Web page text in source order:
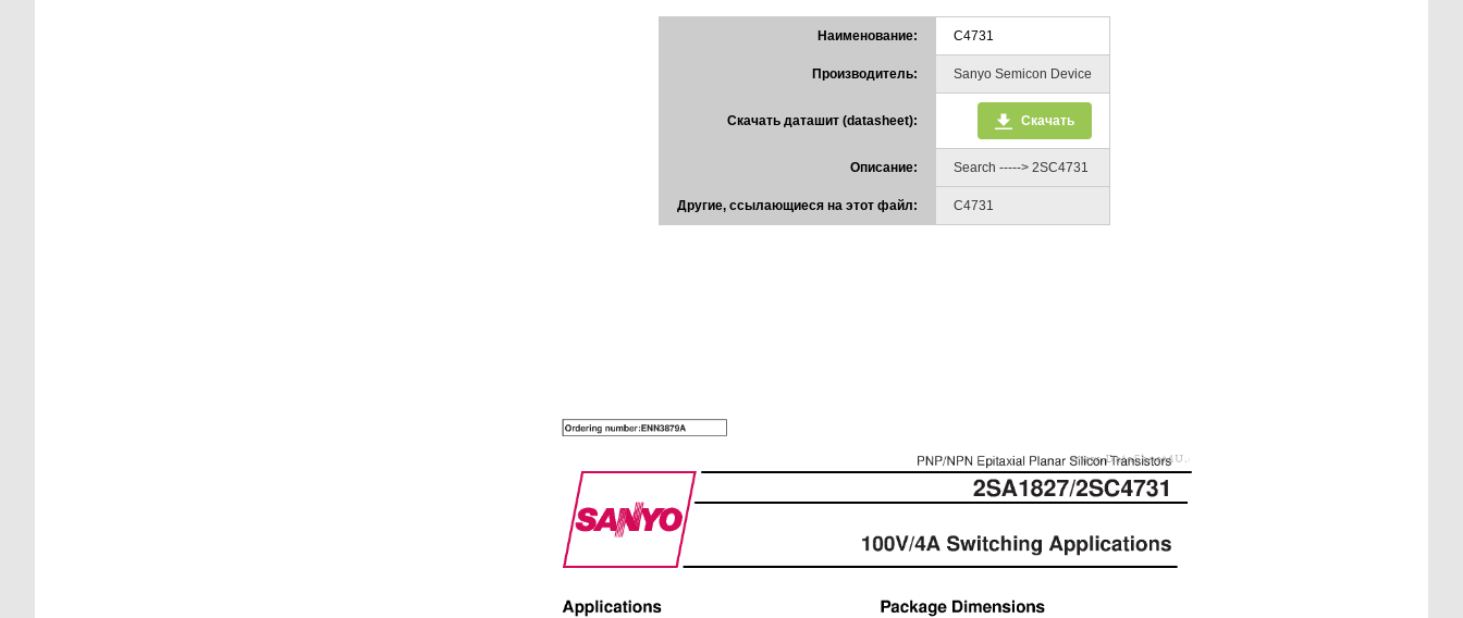
Наименование: C4731
Производитель: Sanyo Semicon Device
Скачать даташит (datasheet): Скачать
Описание: Search -----> 2SC4731
Другие, ссылающиеся на этот файл: C4731